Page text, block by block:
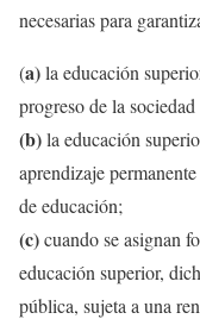
necesarias para
(a)la educación
progreso de la sociedad
(b)la educación
aprendizaje
de educación;
(c)cuando se asignan
educación superior,
pública, sujeta a una